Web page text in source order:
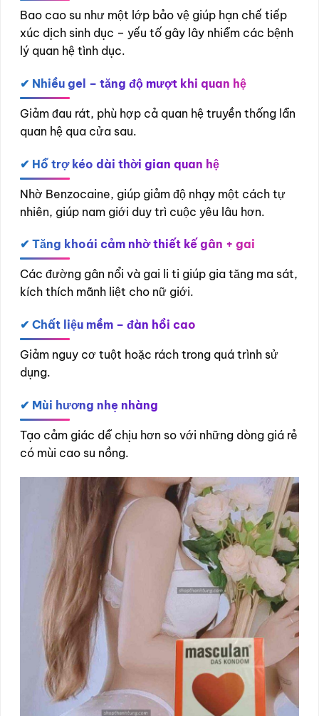
Bao cao su như một lớp bảo vệ giúp hạn chế tiếp
xúc dịch sinh dục – yếu tố gây lây nhiễm các bệnh
lý quan hệ tình dục.
✔ Nhiều gel – tăng độ mượt khi quan hệ
Giảm đau rát, phù hợp cả quan hệ truyền thống lẫn
quan hệ qua cửa sau.
✔ Hỗ trợ kéo dài thời gian quan hệ
Nhờ Benzocaine, giúp giảm độ nhạy một cách tự
nhiên, giúp nam giới duy trì cuộc yêu lâu hơn.
✔ Tăng khoái cảm nhờ thiết kế gân + gai
Các đường gân nổi và gai li ti giúp gia tăng ma sát,
kích thích mãnh liệt cho nữ giới.
✔ Chất liệu mềm – đàn hồi cao
Giảm nguy cơ tuột hoặc rách trong quá trình sử
dụng.
✔ Mùi hương nhẹ nhàng
Tạo cảm giác dễ chịu hơn so với những dòng giá rẻ
có mùi cao su nồng.